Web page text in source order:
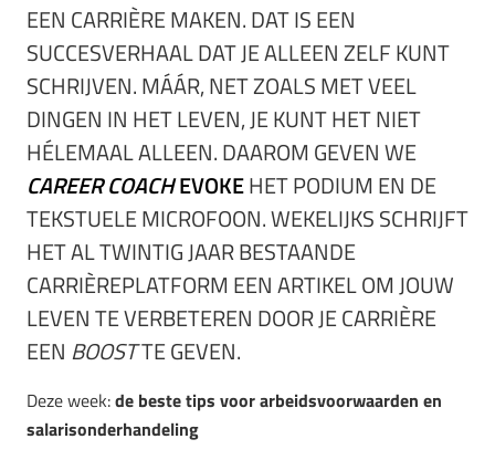
EEN CARRIÈRE MAKEN. DAT IS EEN
SUCCESVERHAAL DAT JE ALLEEN ZELF KUNT
SCHRIJVEN. MÁÁR, NET ZOALS MET VEEL
DINGEN IN HET LEVEN, JE KUNT HET NIET
HÉLEMAAL ALLEEN. DAAROM GEVEN WE
CAREER COACHEVOKEHET PODIUM EN DE
TEKSTUELE MICROFOON. WEKELIJKS SCHRIJFT
HET AL TWINTIG JAAR BESTAANDE
CARRIÈREPLATFORM EEN ARTIKEL OM JOUW
LEVEN TE VERBETEREN DOOR JE CARRIÈRE
EEN BOOSTTE GEVEN.
Deze week:de beste tips voor arbeidsvoorwaarden en
salarisonderhandeling